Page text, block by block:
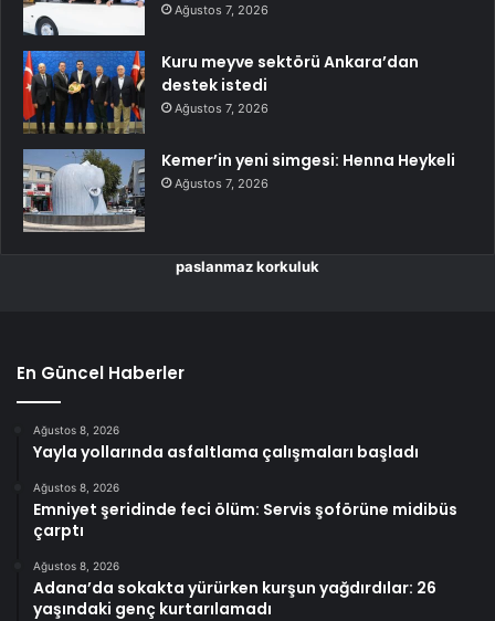
Ağustos 7, 2026
Kuru meyve sektörü Ankara’dan
destek istedi
Ağustos 7, 2026
Kemer’in yeni simgesi: Henna Heykeli
Ağustos 7, 2026
paslanmaz korkuluk
En Güncel Haberler
Ağustos 8, 2026
Yayla yollarında asfaltlama çalışmaları başladı
Ağustos 8, 2026
Emniyet şeridinde feci ölüm: Servis şoförüne midibüs
çarptı
Ağustos 8, 2026
Adana’da sokakta yürürken kurşun yağdırdılar: 26
yaşındaki genç kurtarılamadı